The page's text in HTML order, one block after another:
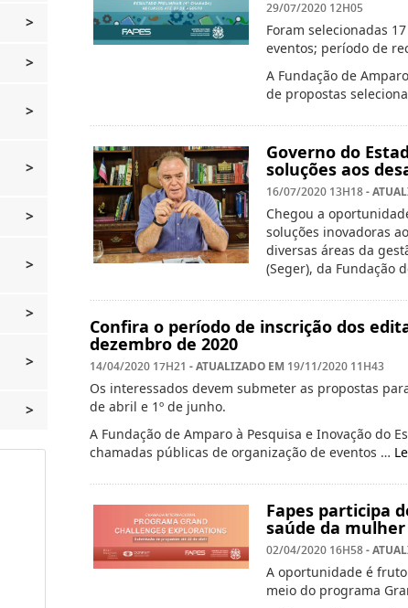
29/07/2020 12H05
Foram selecionadas
eventos; período de
A Fundação de
de propostas
Governo do
soluções aos
16/07/2020 13H18-
Chegou a
soluções inovadoras
diversas áreas da
(Seger), da Fundação
Confira o período de inscrição dos
dezembro de 2020
14/04/2020 17H21 - ATUALIZADO EM 19/11/2020 11H43
Os interessados devem submeter as propostas
de abril e 1º de junho.
A Fundação de Amparo à Pesquisa e Inovação do
chamadas públicas de organização de eventos …
Fapes participa
saúde da
02/04/2020 16H58-
A oportunidade é
meio do programa